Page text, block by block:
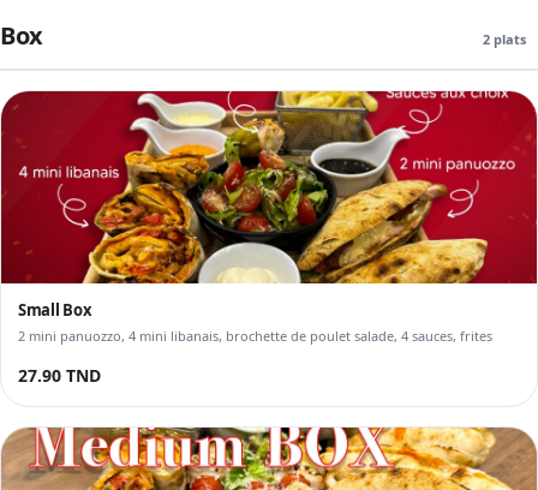
Box 2 plats
Small Box
2 mini panuozzo, 4 mini libanais, brochette de poulet salade, 4 sauces, frites
27.90 TND